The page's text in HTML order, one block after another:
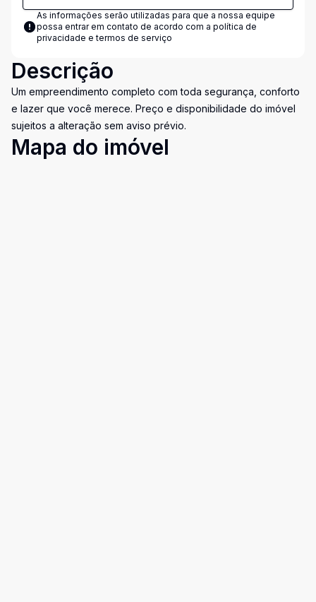
As informações serão utilizadas para que a nossa equipe
possa entrar em contato de acordo com a política de
privacidade e termos de serviço
Descrição
Um empreendimento completo com toda segurança, conforto
e lazer que você merece. Preço e disponibilidade do imóvel
sujeitos a alteração sem aviso prévio.
Mapa do imóvel